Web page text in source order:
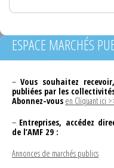
ESPACE MARCHÉS
– Vous souhaitez
publiées par les
Abonnez-vous en Cliquant ici
– Entreprises, accédez
de l’AMF 29 :
Annonces de marchés publics